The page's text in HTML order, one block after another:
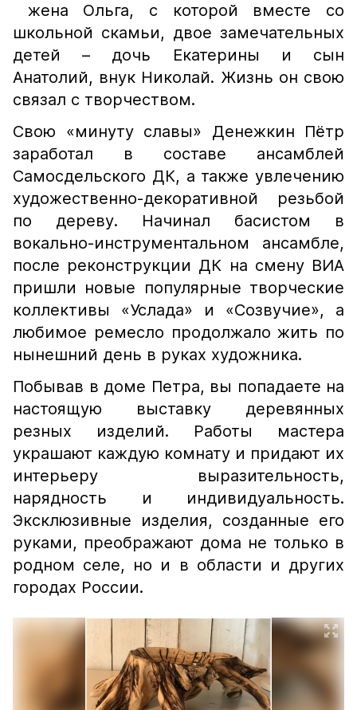
жена Ольга, с которой вместе со
школьной скамьи, двое замечательных
детей – дочь Екатерины и сын
Анатолий, внук Николай. Жизнь он свою
связал с творчеством.
Свою «минуту славы» Денежкин Пётр
заработал в составе ансамблей
Самосдельского ДК, а также увлечению
художественно-декоративной резьбой
по дереву. Начинал басистом в
вокально-инструментальном ансамбле,
после реконструкции ДК на смену ВИА
пришли новые популярные творческие
коллективы «Услада» и «Созвучие», а
любимое ремесло продолжало жить по
нынешний день в руках художника.
Побывав в доме Петра, вы попадаете на
настоящую выставку деревянных
резных изделий. Работы мастера
украшают каждую комнату и придают их
интерьеру выразительность,
нарядность и индивидуальность.
Эксклюзивные изделия, созданные его
руками, преображают дома не только в
родном селе, но и в области и других
городах России.